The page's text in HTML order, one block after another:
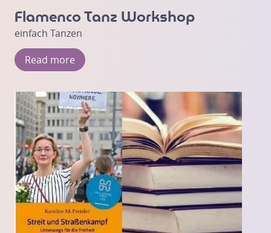
Flamenco Tanz Workshop
einfach Tanzen
Read more